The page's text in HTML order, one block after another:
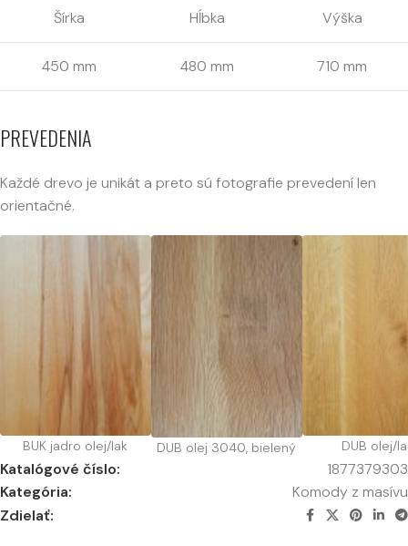
Šírka Hĺbka Výška
450 mm 480 mm 710 mm
PREVEDENIA
Každé drevo je unikát a preto sú fotografie prevedení len
orientačné.
BUK jadro olej/lak DUB olej 3040, bielený DUB olej/
Katalógové číslo:
1877379303
Kategória:
Komody z masívu
Zdielať: